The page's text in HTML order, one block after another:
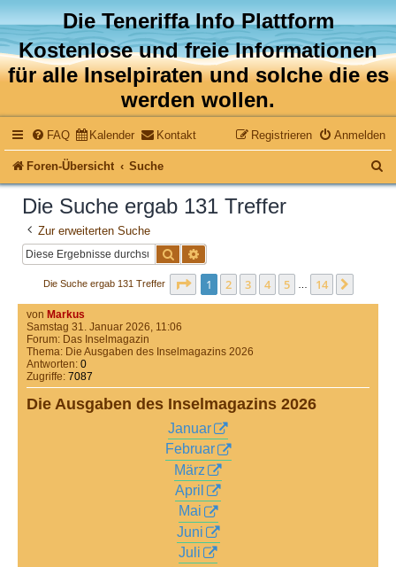
Die Teneriffa Info Plattform
Kostenlose und freie Informationen
für alle Inselpiraten und solche die es
werden wollen.
FAQ Kalender Kontakt Anmelden
Registrieren
Foren-Übersicht Suche
u
Die Suche ergab 131 Treffer
Zur erweiterten Suche
Suche
Die Suche ergab 131 Treffer Seite 1von 14
1 2 3 4 5 14
von Markus
Samstag 31. Januar 2026, 11:06
Forum: Das Inselmagazin
Thema: Die Ausgaben des Inselmagazins 2026
Antworten: 0
Zugriffe: 7087
Die Ausgaben des Inselmagazins 2026
Januar
Februar
März
April
Mai
Juni
Juli